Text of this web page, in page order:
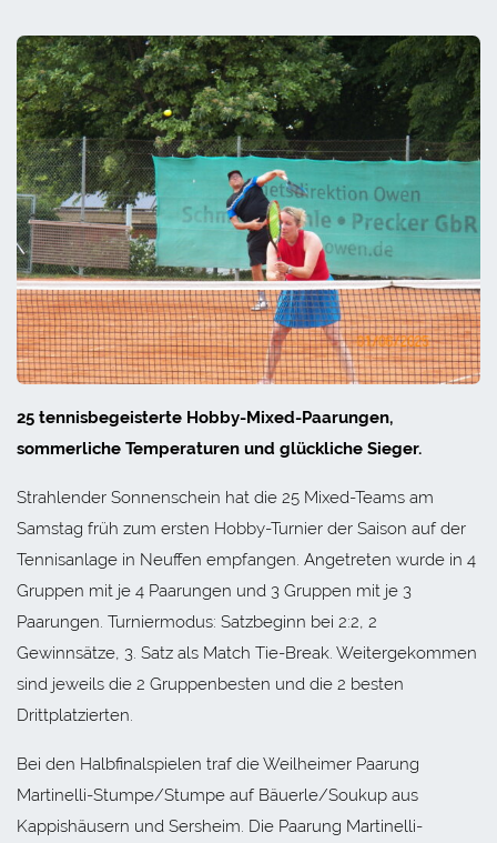
25 tennisbegeisterte Hobby-Mixed-Paarungen,
sommerliche Temperaturen und glückliche Sieger.
Strahlender Sonnenschein hat die 25 Mixed-Teams am
Samstag früh zum ersten Hobby-Turnier der Saison auf der
Tennisanlage in Neuffen empfangen. Angetreten wurde in 4
Gruppen mit je 4 Paarungen und 3 Gruppen mit je 3
Paarungen. Turniermodus: Satzbeginn bei 2:2, 2
Gewinnsätze, 3. Satz als Match Tie-Break. Weitergekommen
sind jeweils die 2 Gruppenbesten und die 2 besten
Drittplatzierten.
Bei den Halbfinalspielen traf die Weilheimer Paarung
Martinelli-Stumpe/Stumpe auf Bäuerle/Soukup aus
Kappishäusern und Sersheim. Die Paarung Martinelli-